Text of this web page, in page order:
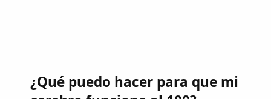
¿Qué puedo hacer para que mi